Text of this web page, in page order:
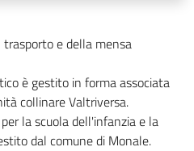
trasporto e della mensa
è gestito in forma associata
collinare Valtriversa.
la scuola dell'infanzia e la
dal comune di Monale.